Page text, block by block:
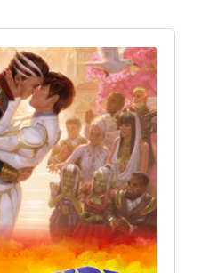
17h
cantidad